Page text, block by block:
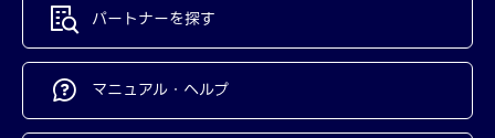
パートナーを探す
マニュアル・ヘルプ